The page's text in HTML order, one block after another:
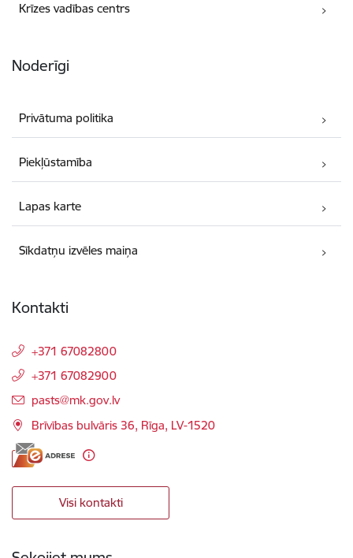
Krīzes vadības centrs
Noderīgi
Privātuma politika
Piekļūstamība
Lapas karte
Sīkdatņu izvēles maiņa
Kontakti
+371 67082800
+371 67082900
E-pasts:
pasts@mk.gov.lv
Brīvības bulvāris 36, Rīga, LV-1520
Visi kontakti